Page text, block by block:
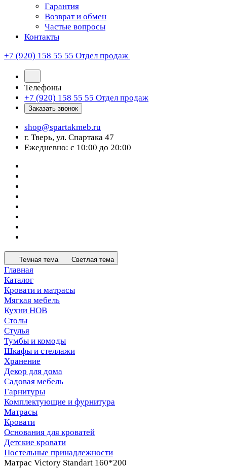
Гарантия
Возврат и обмен
Частые вопросы
Контакты
+7 (920) 158 55 55 Отдел продаж
Телефоны
+7 (920) 158 55 55 Отдел продаж
Заказать звонок
shop@spartakmeb.ru
г. Тверь, ул. Спартака 47
Ежедневно: с 10:00 до 20:00
Темная тема Светлая тема
Главная
Каталог
Кровати и матрасы
Мягкая мебель
Кухни НОВ
Столы
Стулья
Тумбы и комоды
Шкафы и стеллажи
Хранение
Декор для дома
Садовая мебель
Гарнитуры
Комплектующие и фурнитура
Матрасы
Кровати
Основания для кроватей
Детские кровати
Постельные принадлежности
Матрас Victory Standart 160*200